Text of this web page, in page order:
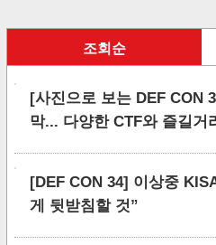
조회순
[사진으로 보는 DEF CON
막... 다양한 CTF와 즐길거
[DEF CON 34] 이상중
게 뒷받침할 것”